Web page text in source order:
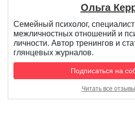
Ольга
Семейный психолог, специалист
межличностных отношений и
личности. Автор тренингов и
глянцевых журналов.
Подписаться на
Читать все